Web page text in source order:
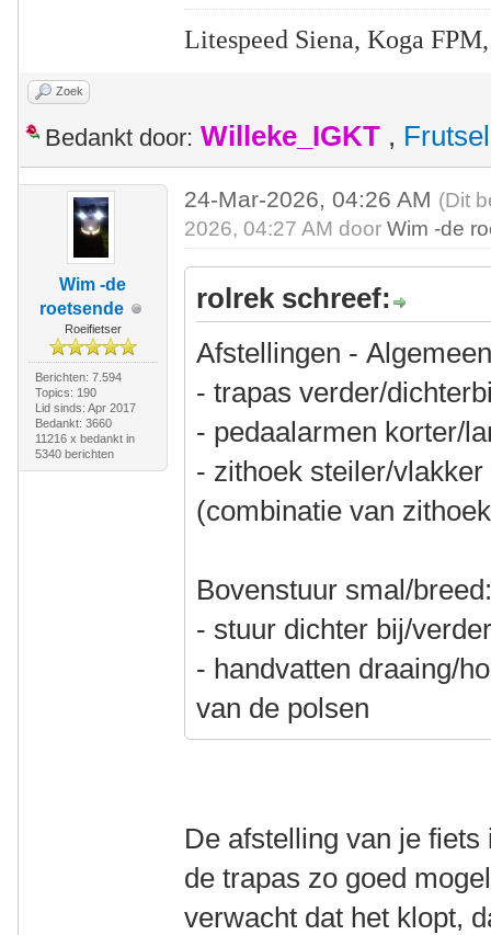
Litespeed Siena, Koga
Zoek
Bedankt door: Willeke_IGKT , Frutsel
Wim -de
roetsende
Roeifietser
Berichten: 7.594
Topics: 190
Lid sinds: Apr 2017
Bedankt: 3660
11216 x bedankt in
5340 berichten
24-Mar-2026, 04:26 AM (Dit
2026, 04:27 AM doorWim -de
rolrek schreef:
Afstellingen -
- trapas verder/
- pedaalarmen korter/
- zithoek steiler/
(combinatie van
Bovenstuur smal/
- stuur dichter bij/
- handvatten draaing/
van de polsen
De afstelling van je
de trapas zo goed
verwacht dat het klopt,